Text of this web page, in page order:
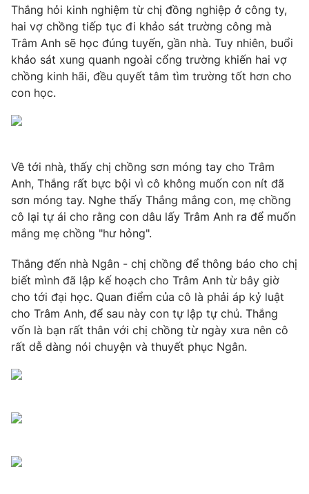
VTV Sức khoẻ Bất động sản
Thị trường 24h Tấm lòng Việt
VTV4
Liên hệ tòa soạn English
Theo dõi báo trên
Cơ quan chủ quản:
Đài Truyền hình Việt Nam
Cơ quan báo chí:
cấp ngày 29/12/2023
Nguyễn Trọng Ninh
Thắng hỏi kinh nghiệm từ chị đồng nghiệp ở công ty,
hai vợ chồng tiếp tục đi khảo sát trường công mà
Trâm Anh sẽ học đúng tuyến, gần nhà. Tuy nhiên, buổi
khảo sát xung quanh ngoài cổng trường khiến hai vợ
chồng kinh hãi, đều quyết tâm tìm trường tốt hơn cho
con học.
Về tới nhà, thấy chị chồng sơn móng tay cho Trâm
Anh, Thắng rất bực bội vì cô không muốn con nít đã
sơn móng tay. Nghe thấy Thắng mắng con, mẹ chồng
cô lại tự ái cho rằng con dâu lấy Trâm Anh ra để muốn
mắng mẹ chồng "hư hỏng".
Thắng đến nhà Ngân - chị chồng để thông báo cho chị
biết mình đã lập kế hoạch cho Trâm Anh từ bây giờ
cho tới đại học. Quan điểm của cô là phải áp kỷ luật
cho Trâm Anh, để sau này con tự lập tự chủ. Thắng
vốn là bạn rất thân với chị chồng từ ngày xưa nên cô
rất dễ dàng nói chuyện và thuyết phục Ngân.